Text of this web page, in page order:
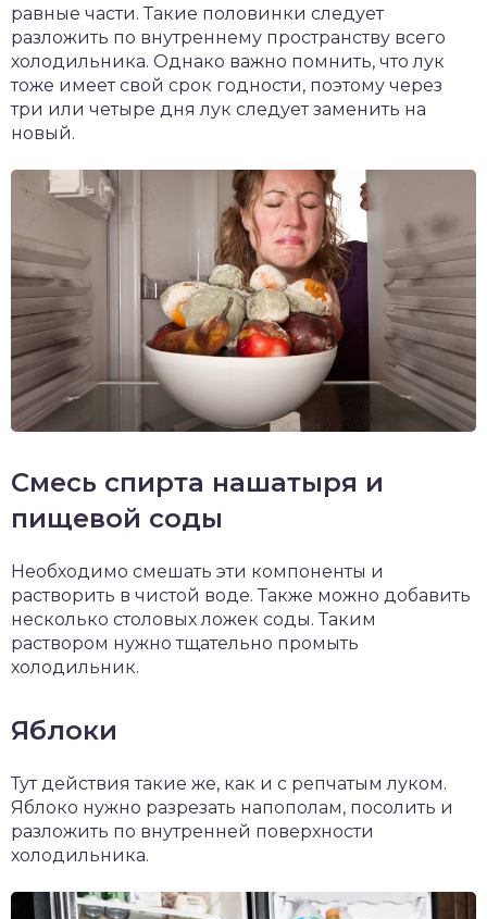
равные части. Такие половинки следует
разложить по внутреннему пространству всего
холодильника. Однако важно помнить, что лук
тоже имеет свой срок годности, поэтому через
три или четыре дня лук следует заменить на
новый.
Смесь спирта нашатыря и
пищевой соды
Необходимо смешать эти компоненты и
растворить в чистой воде. Также можно добавить
несколько столовых ложек соды. Таким
раствором нужно тщательно промыть
холодильник.
Яблоки
Тут действия такие же, как и с репчатым луком.
Яблоко нужно разрезать напополам, посолить и
разложить по внутренней поверхности
холодильника.